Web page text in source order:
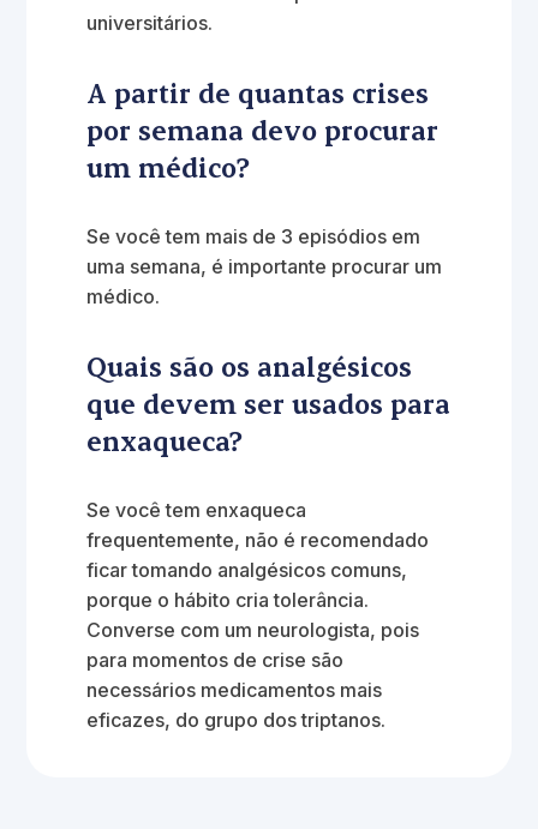
universitários.
A partir de quantas crises
por semana devo procurar
um médico?
Se você tem mais de 3 episódios em
uma semana, é importante procurar um
médico.
Quais são os analgésicos
que devem ser usados para
enxaqueca?
Se você tem enxaqueca
frequentemente, não é recomendado
ficar tomando analgésicos comuns,
porque o hábito cria tolerância.
Converse com um neurologista, pois
para momentos de crise são
necessários medicamentos mais
eficazes, do grupo dos triptanos.